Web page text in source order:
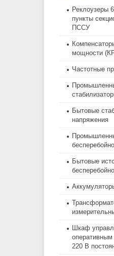
Реклоузеры
пункты
ПССУ
мощности
Частотные
Бытовые
напряжения
Бытовые
Шкаф
220 В